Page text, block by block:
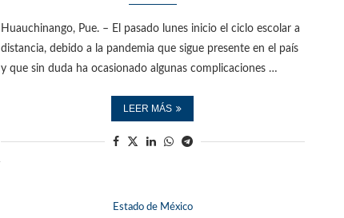
Huauchinango, Pue. – El pasado lunes inicio el ciclo escolar a
distancia, debido a la pandemia que sigue presente en el país
y que sin duda ha ocasionado algunas complicaciones …
LEER MÁS
Estado de México